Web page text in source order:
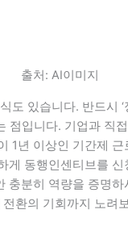
출처: AI이미지
도 있습니다. 반드시
점입니다. 기업과 직
1년 이상인 기간제 근
게 동행인센티브를 신
충분히 역량을 증명하
환의 기회까지 노려